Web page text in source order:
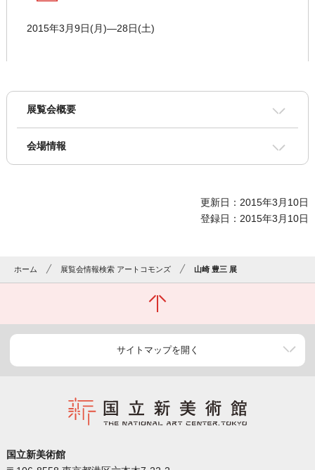
2015年3月9日(月)―28日(土)
展覧会概要
会場情報
更新日：2015年3月10日
登録日：2015年3月10日
ホーム 展覧会情報検索 アートコモンズ 山崎 豊三 展
サイトマップを開く
国立新美術館